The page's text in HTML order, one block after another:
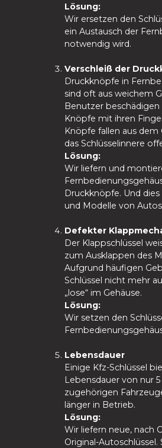
Lösung:
Wir ersetzen den
ein Austausch der
notwendig wird.
Verschleiß der
Druckknöpfe in
sind oft aus weichem
Benutzer
Knöpfe mit ihren
Knöpfe fallen aus dem
das Schlüsselinnere
Lösung:
Wir liefern und
Druckknöpfe. Und
und Modelle von
Defekter
Der Klappschlüssel
zum Ausklappen des
Aufgrund häufigen
Schlüssel nicht mehr
„lose“ im Gehäuse.
Lösung:
Wir setzen den
Lebensdauer
Einige Kfz-Schlüssel
Lebensdauer von nur
zugehörigen
länger in Betrieb.
Lösung:
Wir liefern neue, nach
Original-Autoschlüssel.